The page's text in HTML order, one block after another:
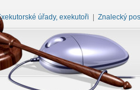
úřady, exekutoři Znalecký